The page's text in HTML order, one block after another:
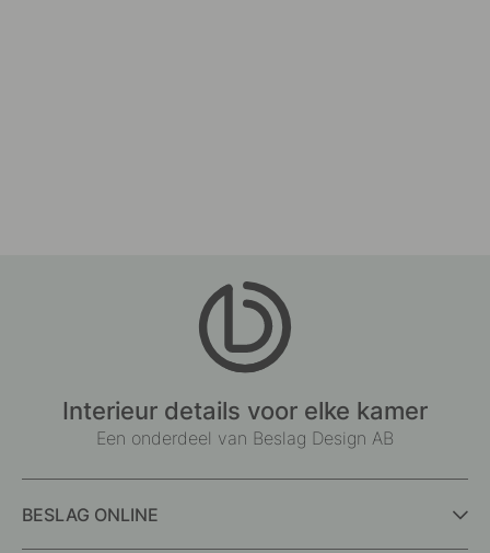
Interieur details voor elke kamer
Een onderdeel van Beslag Design AB
BESLAG ONLINE